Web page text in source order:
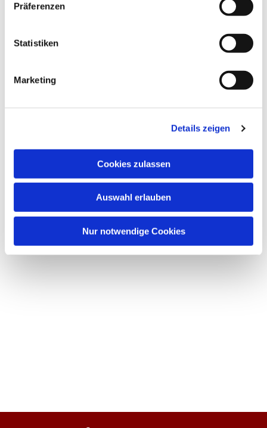
Präferenzen
Statistiken
Marketing
Details zeigen
Cookies zulassen
Auswahl erlauben
Nur notwendige Cookies